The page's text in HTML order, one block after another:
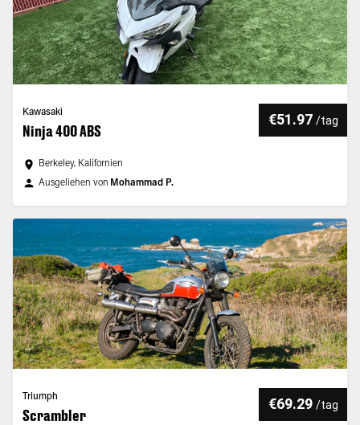
Kawasaki
Ninja 400 ABS
€51.97 /tag
Berkeley, Kalifornien
Ausgeliehen von Mohammad P.
Triumph
Scrambler
€69.29 /tag